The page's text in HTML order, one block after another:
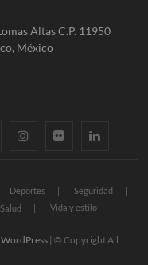
Altas C.P. 11950
México
instagramflickr linkedin
Deportes
Seguridad
Salud Vida y estilo
WordPress | © Copyright All